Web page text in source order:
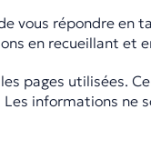
répondre en
en recueillant et
pages utilisées.
informations